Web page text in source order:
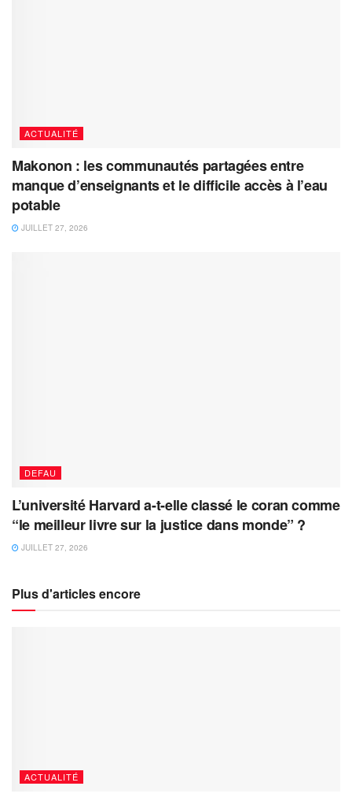
ACTUALITÉ
Makonon : les communautés partagées entre
manque d’enseignants et le difficile accès à l’eau
potable
JUILLET 27, 2026
DEFAU
L’université Harvard a-t-elle classé le coran comme
“le meilleur livre sur la justice dans monde” ?
JUILLET 27, 2026
Plus d'articles encore
ACTUALITÉ